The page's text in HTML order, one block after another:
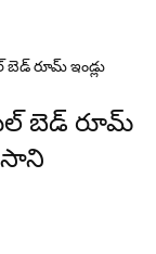
బెడ్ రూమ్ ఇండ్లు
బెడ్ రూమ్